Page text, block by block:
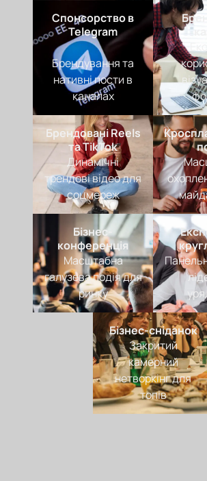
Спонсорство в
Telegram
Брендування та
нативні пости в
каналах
Брендовані Reels
та TikTok
Динамічні
трендові відео для
соцмереж
Бізнес-
конференція
Масштабна
галузева подія для
ринку
Бізнес-сніданок
Закритий
камерний
нетворкінг для
топів